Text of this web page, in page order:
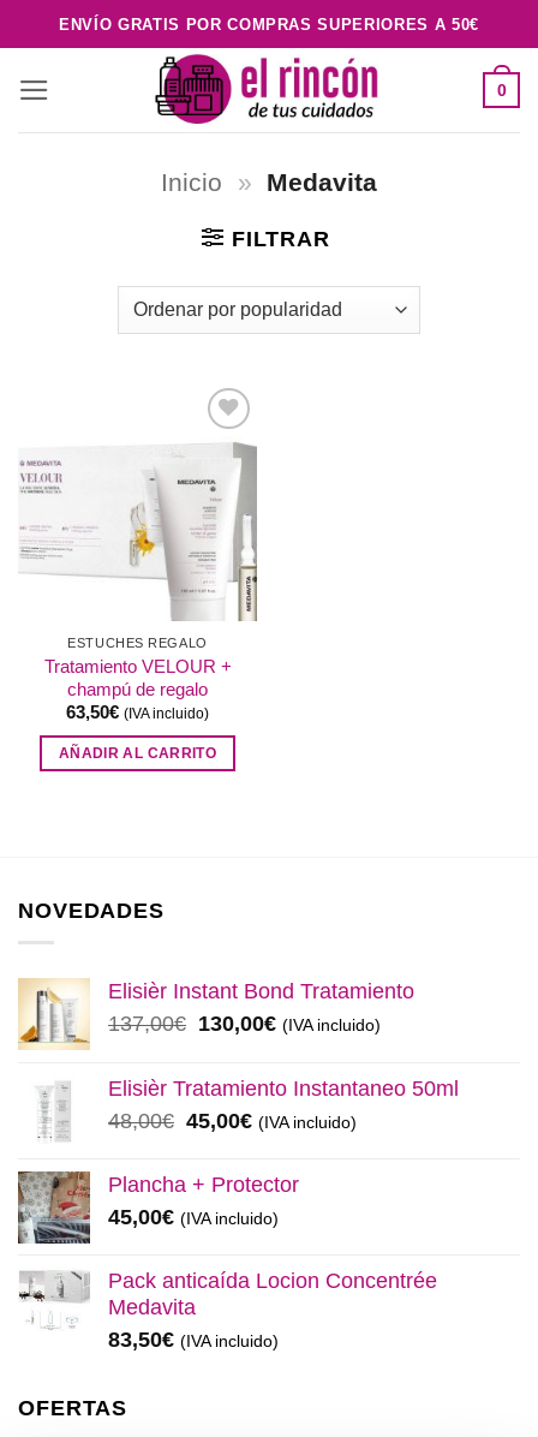
al
contenido
ENVÍO GRATIS POR COMPRAS SUPERIORES A 50€
0
Inicio » Medavita
FILTRAR
Añadir
lista de
deseos
ESTUCHES REGALO
Tratamiento VELOUR +
champú de regalo
63,50€ (IVA incluido)
AÑADIR AL CARRITO
NOVEDADES
Elisièr Instant Bond Tratamiento
137,00€ El
original
137,00€.
130,00€El
actual
130,00€.
(IVA incluido)
Elisièr Tratamiento Instantaneo 50ml
48,00€ El
original
48,00€.
45,00€El
actual
45,00€.
(IVA incluido)
Plancha + Protector
45,00€ (IVA incluido)
Pack anticaída Locion Concentrée
Medavita
83,50€ (IVA incluido)
OFERTAS